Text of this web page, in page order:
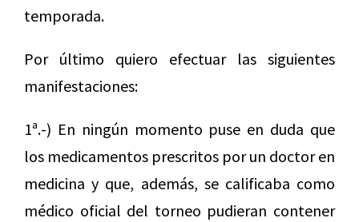
temporada.
Por último quiero efectuar las siguientes
manifestaciones:
1ª.-) En ningún momento puse en duda que
los medicamentos prescritos por un doctor en
medicina y que, además, se calificaba como
médico oficial del torneo pudieran contener